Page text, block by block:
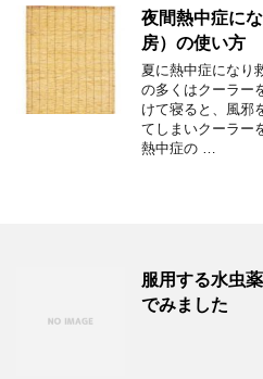
夜間熱中症に
房）の使い方
夏に熱中症になり
の多くはクーラー
けて寝ると、風邪
てしまいクーラー
熱中症の …
服用する水虫
でみました